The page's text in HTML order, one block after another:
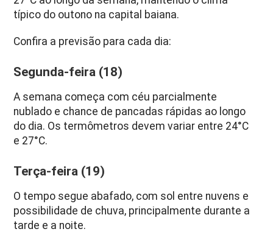
típico do outono na capital baiana.
Confira a previsão para cada dia:
Segunda-feira (18)
A semana começa com céu parcialmente
nublado e chance de pancadas rápidas ao longo
do dia. Os termômetros devem variar entre 24°C
e 27°C.
Terça-feira (19)
O tempo segue abafado, com sol entre nuvens e
possibilidade de chuva, principalmente durante a
tarde e a noite.